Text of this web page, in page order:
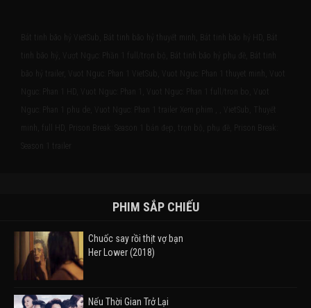
Bát tinh bão hỷ VietSub, Bát tinh bão hỷ thuyết minh, Bát tinh bão hỷ HD, Bát
tinh bão hỷ, Vượt Ngục: Phần 1 full/trọn bộ, Bát tinh bão hỷ phụ đề, Bát tinh
bão hỷ trailer, Vuot Nguc: Phan 1 VietSub, Vuot Nguc: Phan 1 thuyet minh, Vuot
Nguc: Phan 1 HD, Vuot Nguc: Phan 1, Vuot Nguc: Phan 1 full/tron bo, Vuot
Nguc: Phan 1 phu de, Vuot Nguc: Phan 1 trailer Xem phim , , VietSub, Thuyết
minh, full HD, Prison Break: Season 1 bản đẹp, trọn bộ, phụ đề, Prison Break:
Season 1 trailer
PHIM SẮP CHIẾU
Chuốc say rồi thịt vợ bạn
Her Lower (2018)
Nếu Thời Gian Trở Lại